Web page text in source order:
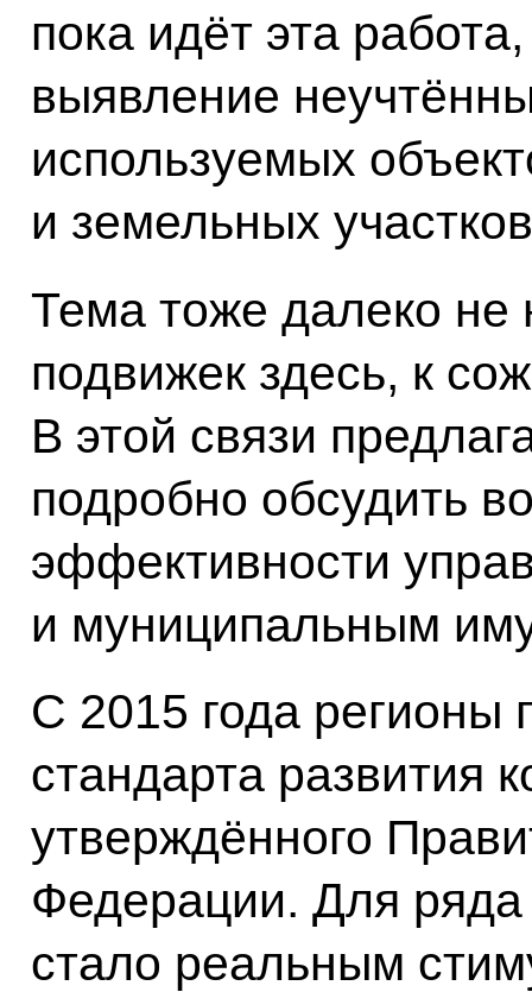
пока идёт эта
выявление
используемых
и земельных
Тема тоже далеко не
подвижек здесь, к
В этой связи
подробно обсудить
эффективности
и муниципальным
С 2015 года регионы
стандарта развития
утверждённого
Федерации. Для ряда
стало реальным